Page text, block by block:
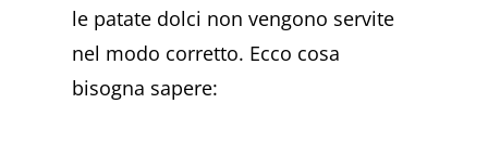
le patate dolci non vengono servite
nel modo corretto. Ecco cosa
bisogna sapere: